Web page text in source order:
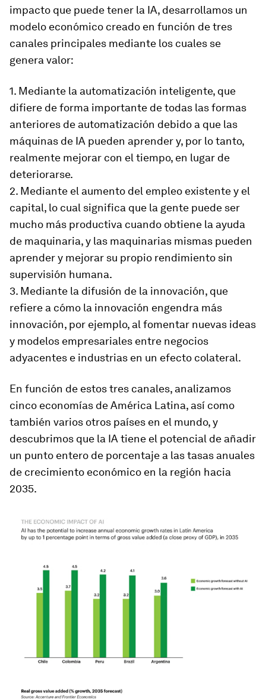
impacto que puede tener la IA, desarrollamos un
modelo económico creado en función de tres
canales principales mediante los cuales se
genera valor:
1. Mediante la automatización inteligente, que
difiere de forma importante de todas las formas
anteriores de automatización debido a que las
máquinas de IA pueden aprender y, por lo tanto,
realmente mejorar con el tiempo, en lugar de
deteriorarse.
2. Mediante el aumento del empleo existente y el
capital, lo cual significa que la gente puede ser
mucho más productiva cuando obtiene la ayuda
de maquinaria, y las maquinarias mismas pueden
aprender y mejorar su propio rendimiento sin
supervisión humana.
3. Mediante la difusión de la innovación, que
refiere a cómo la innovación engendra más
innovación, por ejemplo, al fomentar nuevas ideas
y modelos empresariales entre negocios
adyacentes e industrias en un efecto colateral.
En función de estos tres canales, analizamos
cinco economías de América Latina, así como
también varios otros países en el mundo, y
descubrimos que la IA tiene el potencial de añadir
un punto entero de porcentaje a las tasas anuales
de crecimiento económico en la región hacia
2035.